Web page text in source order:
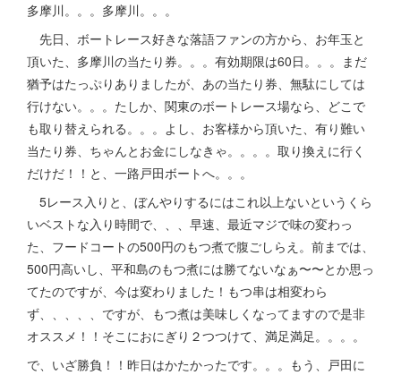
多摩川。。。多摩川。。。
先日、ボートレース好きな落語ファンの方から、お年玉と
頂いた、多摩川の当たり券。。。有効期限は60日。。。まだ
猶予はたっぷりありましたが、あの当たり券、無駄にしては
行けない。。。たしか、関東のボートレース場なら、どこで
も取り替えられる。。。よし、お客様から頂いた、有り難い
当たり券、ちゃんとお金にしなきゃ。。。。取り換えに行く
だけだ！！と、一路戸田ボートへ。。。
5レース入りと、ぼんやりするにはこれ以上ないというくら
いベストな入り時間で、、、早速、最近マジで味の変わっ
た、フードコートの500円のもつ煮で腹ごしらえ。前までは、
500円高いし、平和島のもつ煮には勝てないなぁ〜〜とか思っ
てたのですが、今は変わりました！もつ串は相変わら
ず、、、、、ですが、もつ煮は美味しくなってますので是非
オススメ！！そこにおにぎり２つつけて、満足満足。。。。
で、いざ勝負！！昨日はかたかったです。。。もう、戸田に